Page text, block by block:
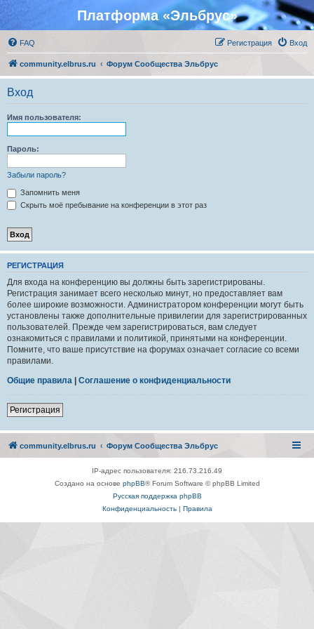
Платформа «Эльбрус»
FAQ Вход
Регистрация
community.elbrus.ru Форум Сообщества Эльбрус
Вход
Имя пользователя:
Пароль:
Забыли пароль?
Запомнить меня
Скрыть моё пребывание на конференции в этот раз
РЕГИСТРАЦИЯ
Для входа на конференцию вы должны быть зарегистрированы.
Регистрация занимает всего несколько минут, но предоставляет вам
более широкие возможности. Администратором конференции могут быть
установлены также дополнительные привилегии для зарегистрированных
пользователей. Прежде чем зарегистрироваться, вам следует
ознакомиться с правилами и политикой, принятыми на конференции.
Помните, что ваше присутствие на форумах означает согласие со всеми
правилами.
Общие правила | Соглашение о конфиденциальности
Регистрация
community.elbrus.ru Форум Сообщества Эльбрус
IP-адрес пользователя: 216.73.216.49
Создано на основе phpBB® Forum Software © phpBB Limited
Русская поддержка phpBB
Конфиденциальность| Правила